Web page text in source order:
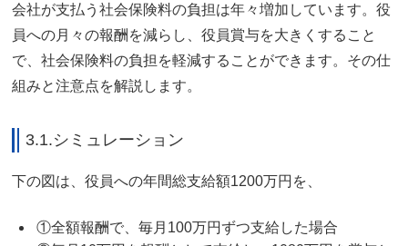
会社が支払う社会保険料の負担は年々増加しています。役
員への月々の報酬を減らし、役員賞与を大きくすること
で、社会保険料の負担を軽減することができます。その仕
組みと注意点を解説します。
3.1.シミュレーション
下の図は、役員への年間総支給額1200万円を、
①全額報酬で、毎月100万円ずつ支給した場合